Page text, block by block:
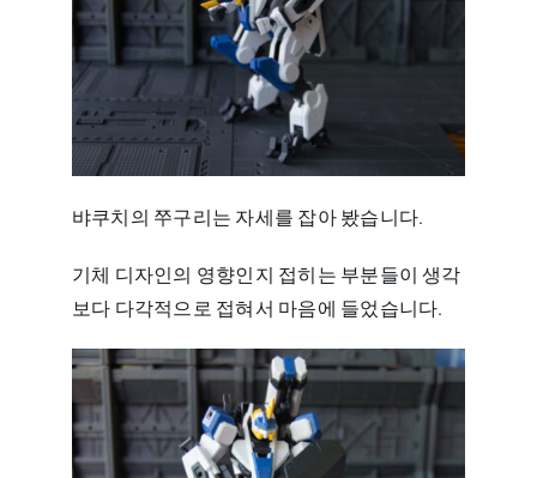
뱌쿠치의 쭈구리는 자세를 잡아 봤습니다.
기체 디자인의 영향인지 접히는 부분들이 생각
보다 다각적으로 접혀서 마음에 들었습니다.